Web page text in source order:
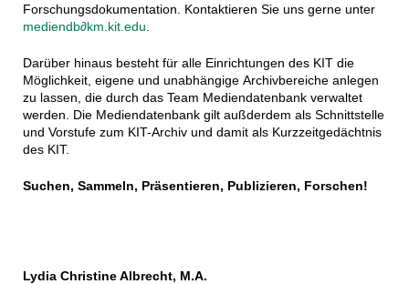
Forschungsdokumentation. Kontaktieren Sie uns gerne unter
mediendb∂km.kit.edu
Darüber hinaus besteht für alle Einrichtungen des KIT die
Möglichkeit, eigene und unabhängige Archivbereiche anlegen
zu lassen, die durch das Team Mediendatenbank verwaltet
werden. Die Mediendatenbank gilt außderdem als Schnittstelle
und Vorstufe zum KIT-Archiv und damit als Kurzzeitgedächtnis
des KIT.
Suchen, Sammeln, Präsentieren, Publizieren, Forschen!
Lydia Christine Albrecht, M.A.